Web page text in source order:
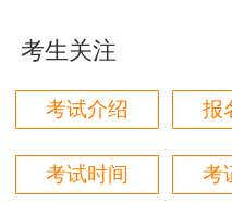
三、报考条件
根据《住房城乡建
力资源社会保障部关于
制度规定〉〈造价工程
用户85****06
真的是把学习变成自己
用户m1****88
太喜欢王英老师了
考生关注
考试介绍 报
考试时间 考